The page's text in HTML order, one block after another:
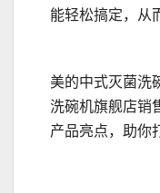
能轻松搞定，从
美的中式灭菌洗
洗碗机旗舰店销
产品亮点，助你